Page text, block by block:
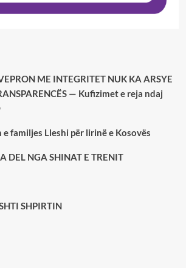
ME INTEGRITET NUK KA ARSYE
— Kufizimet e reja ndaj
familjes Lleshi për lirinë e Kosovës
DEL NGA SHINAT E TRENIT
SHPIRTIN